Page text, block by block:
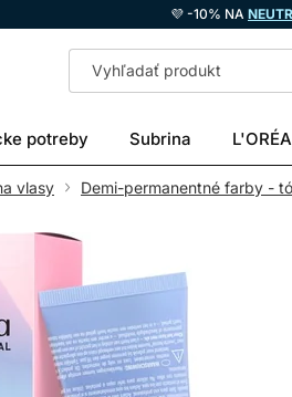
💜 -10% NA
potreby Subrina
vlasy Demi-permanentné farby -